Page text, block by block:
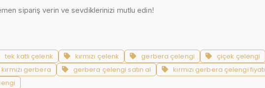
sipariş verin ve sevdiklerinizi mutlu edin!
tek katlı çelenk kırmızı çelenk gerbera çelengi çiçek çelengi
gerbera gerbera çelengi satın al kırmızı gerbera çelengi fiyatı